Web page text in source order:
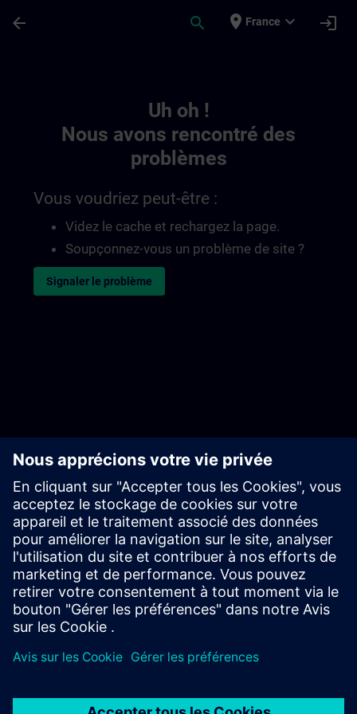
arrow_back search place France expand_more login
Uh oh !
Nous avons rencontré des
problèmes
Vous voudriez peut-être :
Videz le cache et rechargez la page.
Soupçonnez-vous un problème de site ?
Signaler le problème